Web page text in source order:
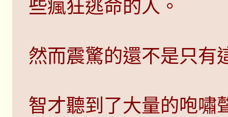
些瘋狂逃命的人。
然而震驚的還不是只有
智才聽到了大量的咆嘯